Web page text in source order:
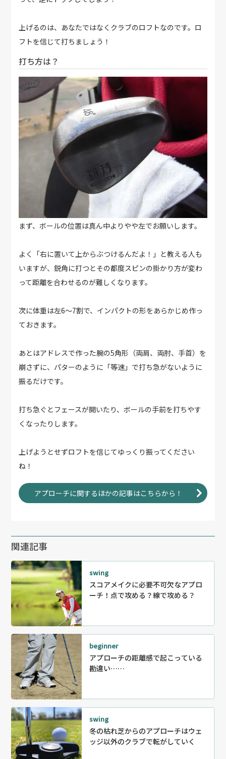
上げるのは、あなたではなくクラブのロフトなのです。ロ
フトを信じて打ちましょう！
打ち方は？
まず、ボールの位置は真ん中よりやや左でお願いします。
よく「右に置いて上からぶつけるんだよ！」と教える人も
いますが、鋭角に打つとその都度スピンの掛かり方が変わ
って距離を合わせるのが難しくなります。
次に体重は左6～7割で、インパクトの形をあらかじめ作っ
ておきます。
あとはアドレスで作った腕の5角形（両肩、両肘、手首）を
崩さずに、パターのように「等速」で打ち急がないように
振るだけです。
打ち急ぐとフェースが開いたり、ボールの手前を打ちやす
くなったりします。
上げようとせずロフトを信じてゆっくり振ってください
ね！
アプローチに関するほかの記事はこちらから！
関連記事
swing
スコアメイクに必要不可欠なアプロ
ーチ！点で攻める？線で攻める？
beginner
アプローチの距離感で起こっている
勘違い……
swing
冬の枯れ芝からのアプローチはウェ
ッジ以外のクラブで転がしていく